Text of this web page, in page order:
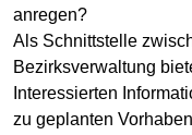
anregen?
Als Schnittstelle
Bezirksverwaltung
Interessierten
zu geplanten